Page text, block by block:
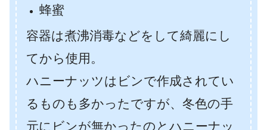
蜂蜜
容器は煮沸消毒などをして綺麗にし
てから使用。
ハニーナッツはビンで作成されてい
るものも多かったですが、冬色の手
元にビンが無かったのとハニーナッ